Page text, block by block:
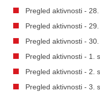
Pregled aktivnosti - 28.
Pregled aktivnosti - 29.
Pregled aktivnosti - 30.
Pregled aktivnosti - 1.
Pregled aktivnosti - 2.
Pregled aktivnosti - 3.